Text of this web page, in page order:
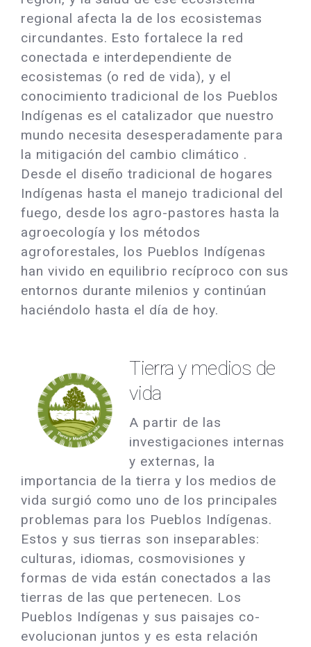
regional afecta la de los ecosistemas
circundantes. Esto fortalece la red
conectada e interdependiente de
ecosistemas (o red de vida), y el
conocimiento tradicional de los Pueblos
Indígenas es el catalizador que nuestro
mundo necesita desesperadamente para
la mitigación del cambio climático .
Desde el diseño tradicional de hogares
Indígenas hasta el manejo tradicional del
fuego, desde los agro-pastores hasta la
agroecología y los métodos
agroforestales, los Pueblos Indígenas
han vivido en equilibrio recíproco con sus
entornos durante milenios y continúan
haciéndolo hasta el día de hoy.
Tierra y medios de
vida
A partir de las
investigaciones internas
y externas, la
importancia de la tierra y los medios de
vida surgió como uno de los principales
problemas para los Pueblos Indígenas.
Estos y sus tierras son inseparables:
culturas, idiomas, cosmovisiones y
formas de vida están conectados a las
tierras de las que pertenecen. Los
Pueblos Indígenas y sus paisajes co-
evolucionan juntos y es esta relación